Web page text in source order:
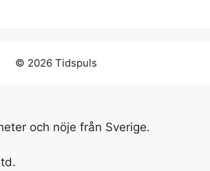
© 2026 Tidspuls
och nöje från Sverige.